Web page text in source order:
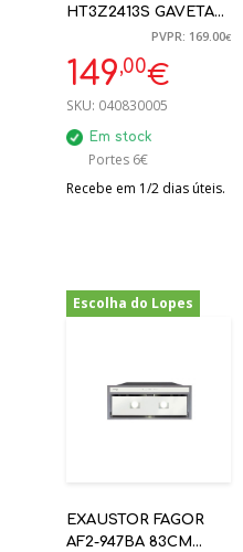
HT3Z2413S GAVETA
INOX 600M3/H C
PVPR: 169.00€
149,00€
SKU: 040830005
Em stock
Portes 6€
Recebe em 1/2 dias úteis.
Escolha do Lopes
EXAUSTOR FAGOR
AF2-947BA 83CM